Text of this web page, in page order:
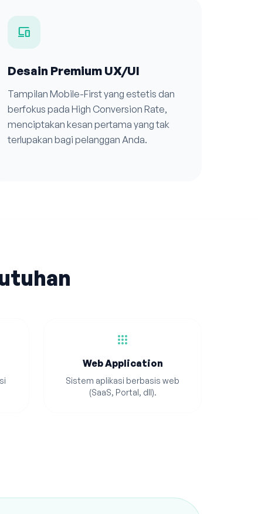
devices
Desain Premium UX/UI
Tampilan Mobile-First yang estetis dan
berfokus pada High Conversion Rate,
menciptakan kesan pertama yang tak
terlupakan bagi pelanggan Anda.
apps
Web Application
Sistem aplikasi berbasis web
(SaaS, Portal, dll).